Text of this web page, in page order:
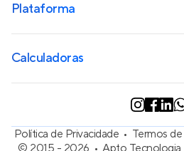
Plataforma
Calculadoras
Política de Privacidade Termos
© 2015 - 2026
Apto Tecnologia